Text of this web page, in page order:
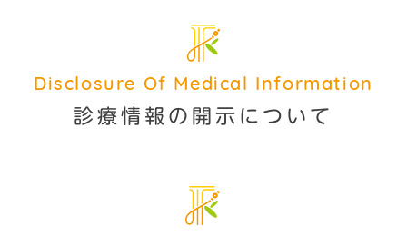
Disclosure Of Medical Information
診療情報の開示について